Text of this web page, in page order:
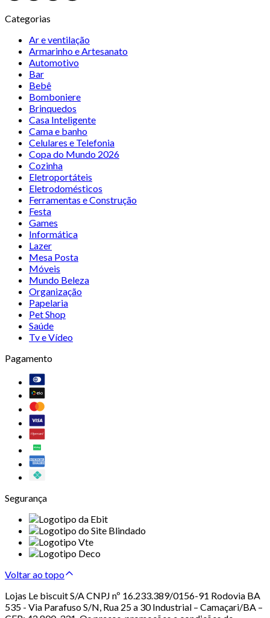
Categorias
Ar e ventilação
Armarinho e Artesanato
Automotivo
Bar
Bebê
Bomboniere
Brinquedos
Casa Inteligente
Cama e banho
Celulares e Telefonia
Copa do Mundo 2026
Cozinha
Eletroportáteis
Eletrodomésticos
Ferramentas e Construção
Festa
Games
Informática
Lazer
Mesa Posta
Móveis
Mundo Beleza
Organização
Papelaria
Pet Shop
Saúde
Tv e Vídeo
Pagamento
Segurança
Voltar ao topo
Lojas Le biscuit S/A CNPJ nº 16.233.389/0156-91 Rodovia BA
535 - Via Parafuso S/N, Rua 25 a 30 Industrial – Camaçari/BA –